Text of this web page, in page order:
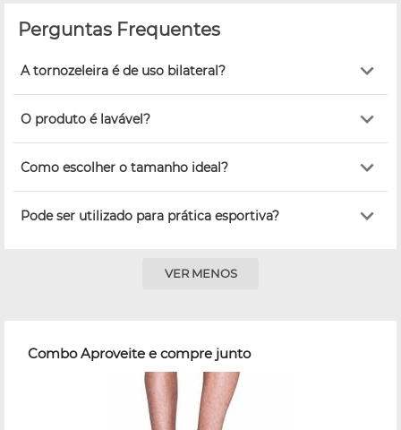
Perguntas Frequentes
A tornozeleira é de uso bilateral?
O produto é lavável?
Como escolher o tamanho ideal?
Pode ser utilizado para prática esportiva?
VER MENOS
Combo Aproveite e compre junto